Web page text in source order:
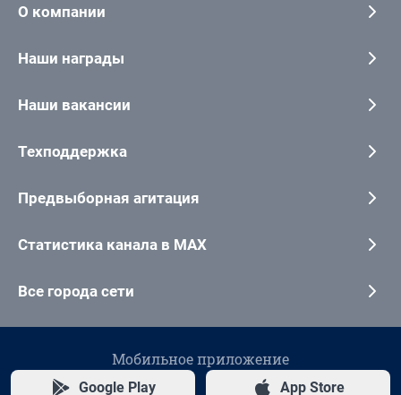
О компании
Наши награды
Наши вакансии
Техподдержка
Предвыборная агитация
Статистика канала в MAX
Все города сети
Мобильное приложение
Google Play App Store